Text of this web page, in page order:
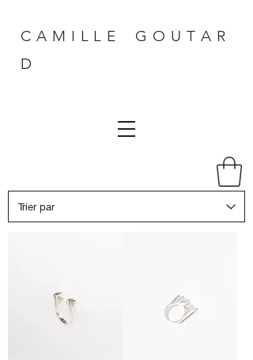
C A M I L L E G O U T A R
D